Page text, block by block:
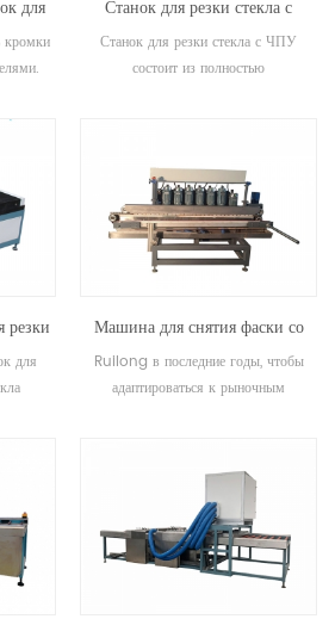
для
Станок для резки стекла с
ЧПУ
Станок для резки стекла с ЧПУ
состоит из полностью
стекла.
резки
для
Машина для снятия фаски со
стекла
Ruilong в последние годы, чтобы
адаптироваться к рыночным
- это самый маленький по объему
на рынке высокоточный станок для
снятия фаски, в основном
используемый для обработки
небольшого стекла, поделок,